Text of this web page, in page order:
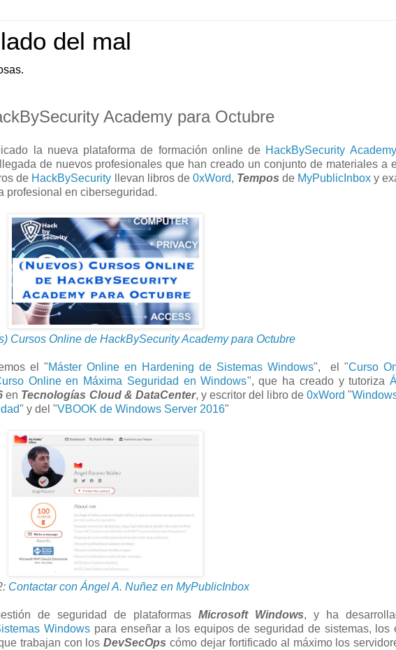
del mal
Academy para Octubre
la nueva plataforma de formación online de HackBySecurity Academy
de nuevos profesionales que han creado un conjunto de materiales a
de HackBySecurity llevan libros de 0xWord, Tempos de MyPublicInboxy
profesional en ciberseguridad.
Cursos Online de HackBySecurity Academy para Octubre
el "Máster Online en Hardening de Sistemas Windows", el "Curso
Online en Máxima Seguridad en Windows", que ha creado y tutoriza
en Tecnologías Cloud & DataCenter, y escritor del libro de 0xWord "
" y del "VBOOK de Windows Server 2016"
Contactar con Ángel A. Nuñez en MyPublicInbox
de seguridad de plataformas Microsoft Windows, y ha
Windows para enseñar a los equipos de seguridad de sistemas, los
trabajan con losDevSecOps cómo dejar fortificado al máximo los